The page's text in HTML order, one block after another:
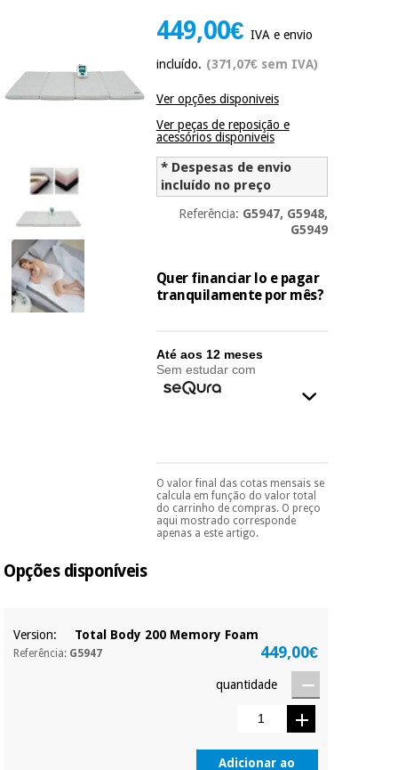
Ofertas
Fisaude
Tech
Academy
Fisaude
Gabinetes
terapêuticos
Material de
proteção
essencial
para
coronavirus
Instrumental
cirúrgico
Novidades
Outlet
Fisaude
sanitário
Mobiliário
Gabinetes
terapêuticos
Desportos
Vestuário
449,00€ IVA e envio
incluído. (371,07€ sem IVA)
Ver opções disponiveis
Ver peças de reposição e
acessórios disponiveis
* Despesas de envio
incluído no preço
Referência: G5947, G5948,
G5949
Quer financiar lo e pagar
tranquilamente por mês?
Até aos 12 meses
Sem estudar com
Pode escolhê-lo no final
do processo de compra,
ao escolher o método de
pagamento.Só
precisará do seu
É gratuito para si
colabora com a
Fisaude para que
conveniente, pois
O valor final das cotas mensais se
calcula em função do valor total
do carrinho de compras. O preço
aqui mostrado corresponde
apenas a este artigo.
Opções disponíveis
Version: Total Body 200 Memory Foam
Referência: G5947 449,00€
quantidade
Adicionar ao